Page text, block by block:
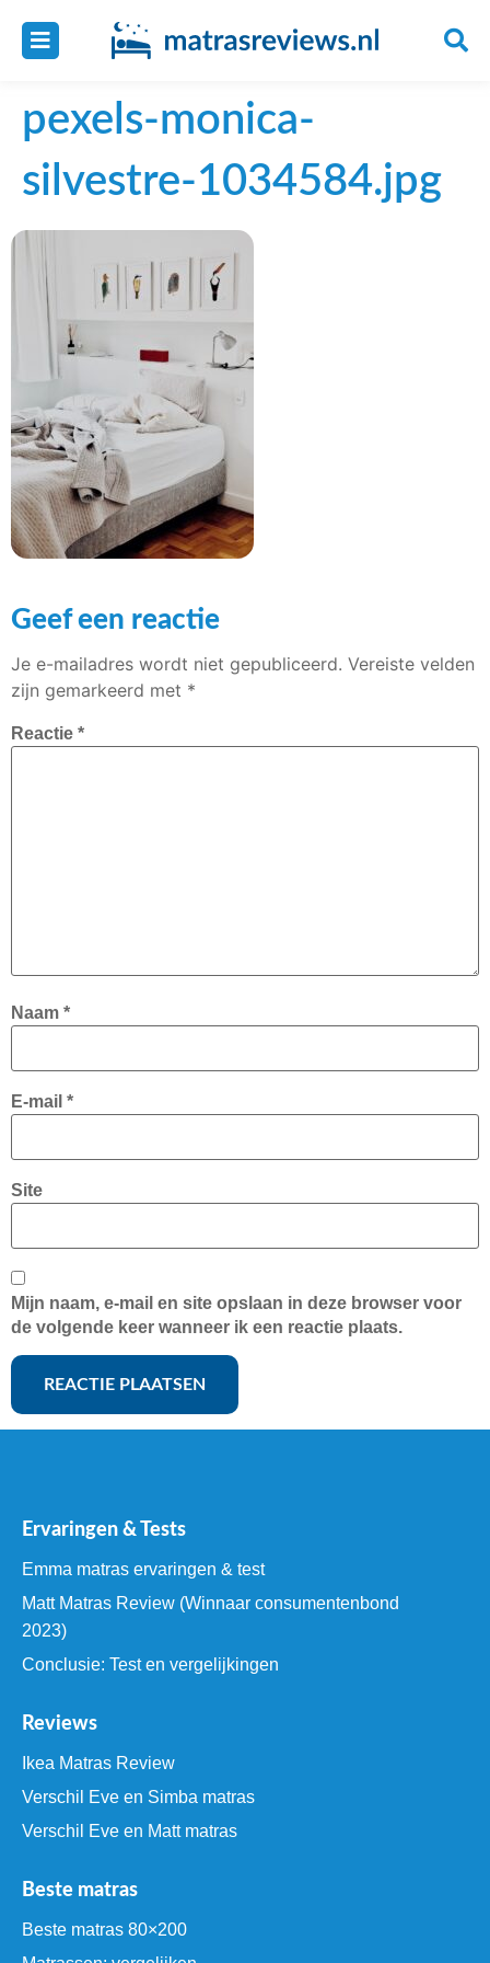
pexels-monica-
silvestre-1034584.jpg
Geef een reactie
Je e-mailadres wordt niet gepubliceerd. Vereiste velden
zijn gemarkeerd met *
Reactie *
Naam *
E-mail *
Site
Mijn naam, e-mail en site opslaan in deze browser voor
de volgende keer wanneer ik een reactie plaats.
Ervaringen & Tests
Emma matras ervaringen & test
Matt Matras Review (Winnaar consumentenbond
2023)
Conclusie: Test en vergelijkingen
Reviews
Ikea Matras Review
Verschil Eve en Simba matras
Verschil Eve en Matt matras
Beste matras
Beste matras 80×200